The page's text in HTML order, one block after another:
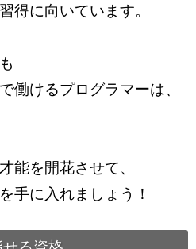
得に向いています。
働けるプログラマーは、
能を開花させて、
手に入れましょう！